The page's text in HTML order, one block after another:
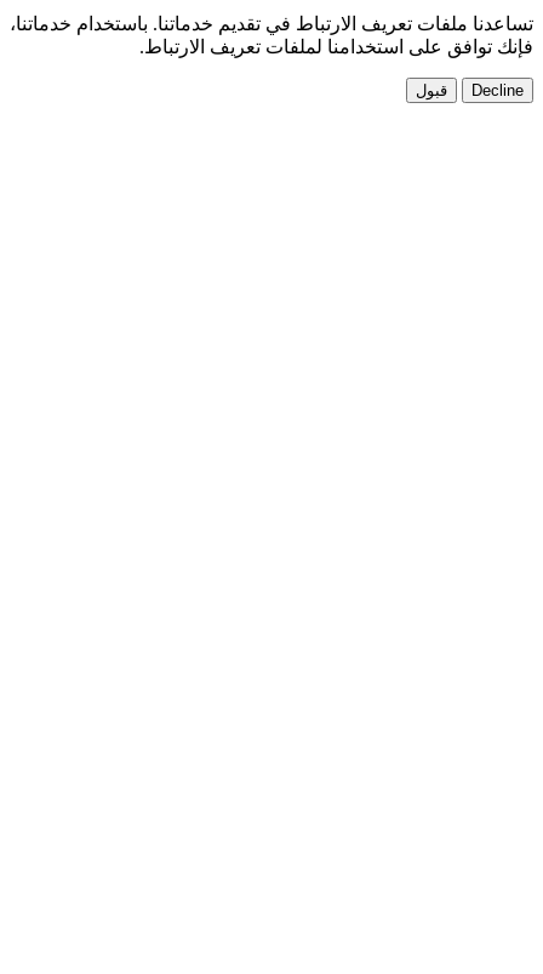
تقديم خدماتنا. باستخدام خدماتنا،
تعريف الارتباط.